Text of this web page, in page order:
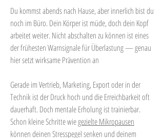
Du kommst abends nach Hause, aber innerlich bist du
noch im Büro. Dein Körper ist müde, doch dein Kopf
arbeitet weiter. Nicht abschalten zu können ist eines
der frühesten Warnsignale für Überlastung — genau
hier setzt wirksame Prävention an
Gerade im Vertrieb, Marketing, Export oder in der
Technik ist der Druck hoch und die Erreichbarkeit oft
dauerhaft. Doch mentale Erholung ist trainierbar.
Schon kleine Schritte wiegezielte Mikropausen
können deinen Stresspegel senken und deinem